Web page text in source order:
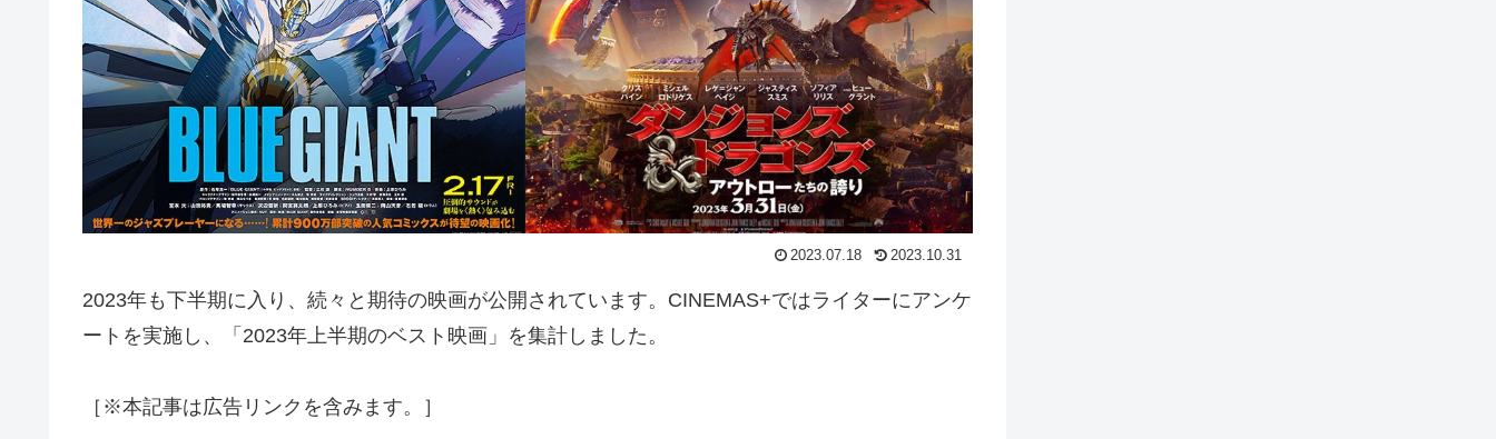
2023.07.18 2023.10.31
2023年も下半期に入り、続々と期待の映画が公開されています。CINEMAS+ではライターにアンケ
ートを実施し、「2023年上半期のベスト映画」を集計しました。
［※本記事は広告リンクを含みます。］